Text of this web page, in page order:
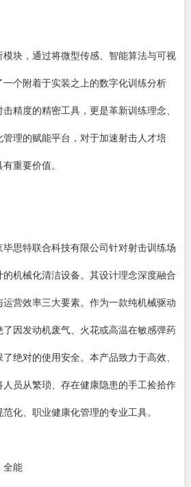
块，通过将微型传感、智能算法与可视
个附着于实装之上的数字化训练分析
精度的精密工具，更是革新训练理念、
理的赋能平台，对于加速射击人才培
重要价值。
思特联合科技有限公司针对射击训练场
机械化清洁设备。其设计理念深度融合
营效率三大要素。作为一款纯机械驱动
因发动机废气、火花或高温在敏感弹药
绝对的使用安全。本产品致力于高效、
员从繁琐、存在健康隐患的手工捡拾作
化、职业健康化管理的专业工具。
全能